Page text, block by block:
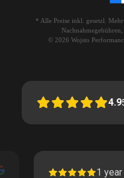
* Alle Preise inkl. gesetzl.
© 2026 Wojsto
4.9
1